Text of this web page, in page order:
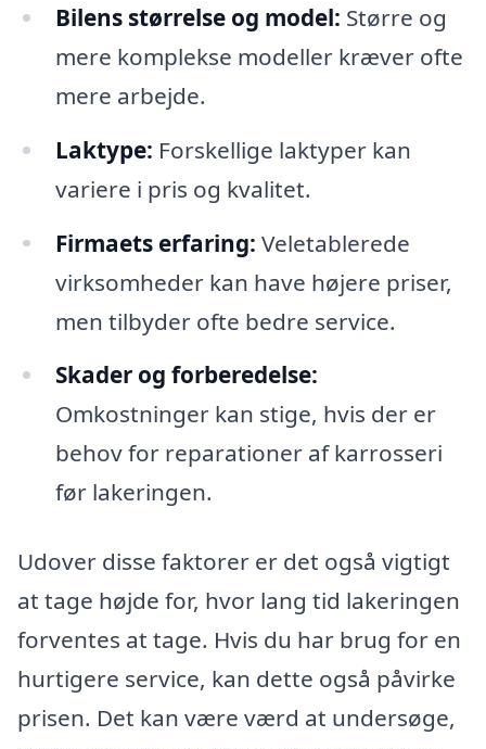
Bilens størrelse og model: Større og
mere komplekse modeller kræver ofte
mere arbejde.
Laktype: Forskellige laktyper kan
variere i pris og kvalitet.
Firmaets erfaring: Veletablerede
virksomheder kan have højere priser,
men tilbyder ofte bedre service.
Skader og forberedelse:
Omkostninger kan stige, hvis der er
behov for reparationer af karrosseri
før lakeringen.
Udover disse faktorer er det også vigtigt
at tage højde for, hvor lang tid lakeringen
forventes at tage. Hvis du har brug for en
hurtigere service, kan dette også påvirke
prisen. Det kan være værd at undersøge,